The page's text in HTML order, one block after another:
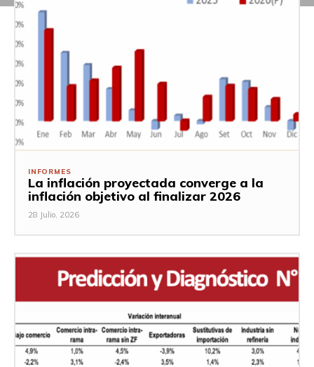
INFORMES
La inflación proyectada converge a la
inflación objetivo al finalizar 2026
28 Julio, 2026